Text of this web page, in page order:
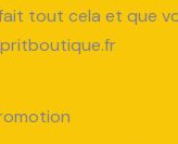
tout cela et que